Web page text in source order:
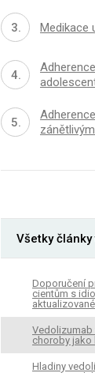
Medikace
Všetky
Doporučení
cientům s
Vedolizumab
choroby jako
Hladiny